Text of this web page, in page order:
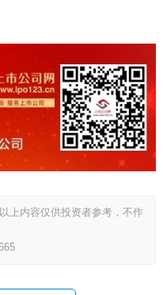
上内容仅供投资者参考，不作